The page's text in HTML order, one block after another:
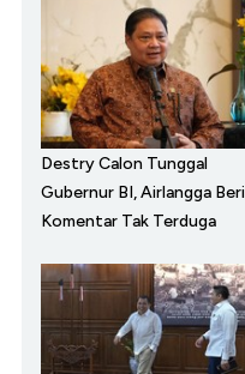
Destry Calon Tunggal
Gubernur BI, Airlangga Beri
Komentar Tak Terduga